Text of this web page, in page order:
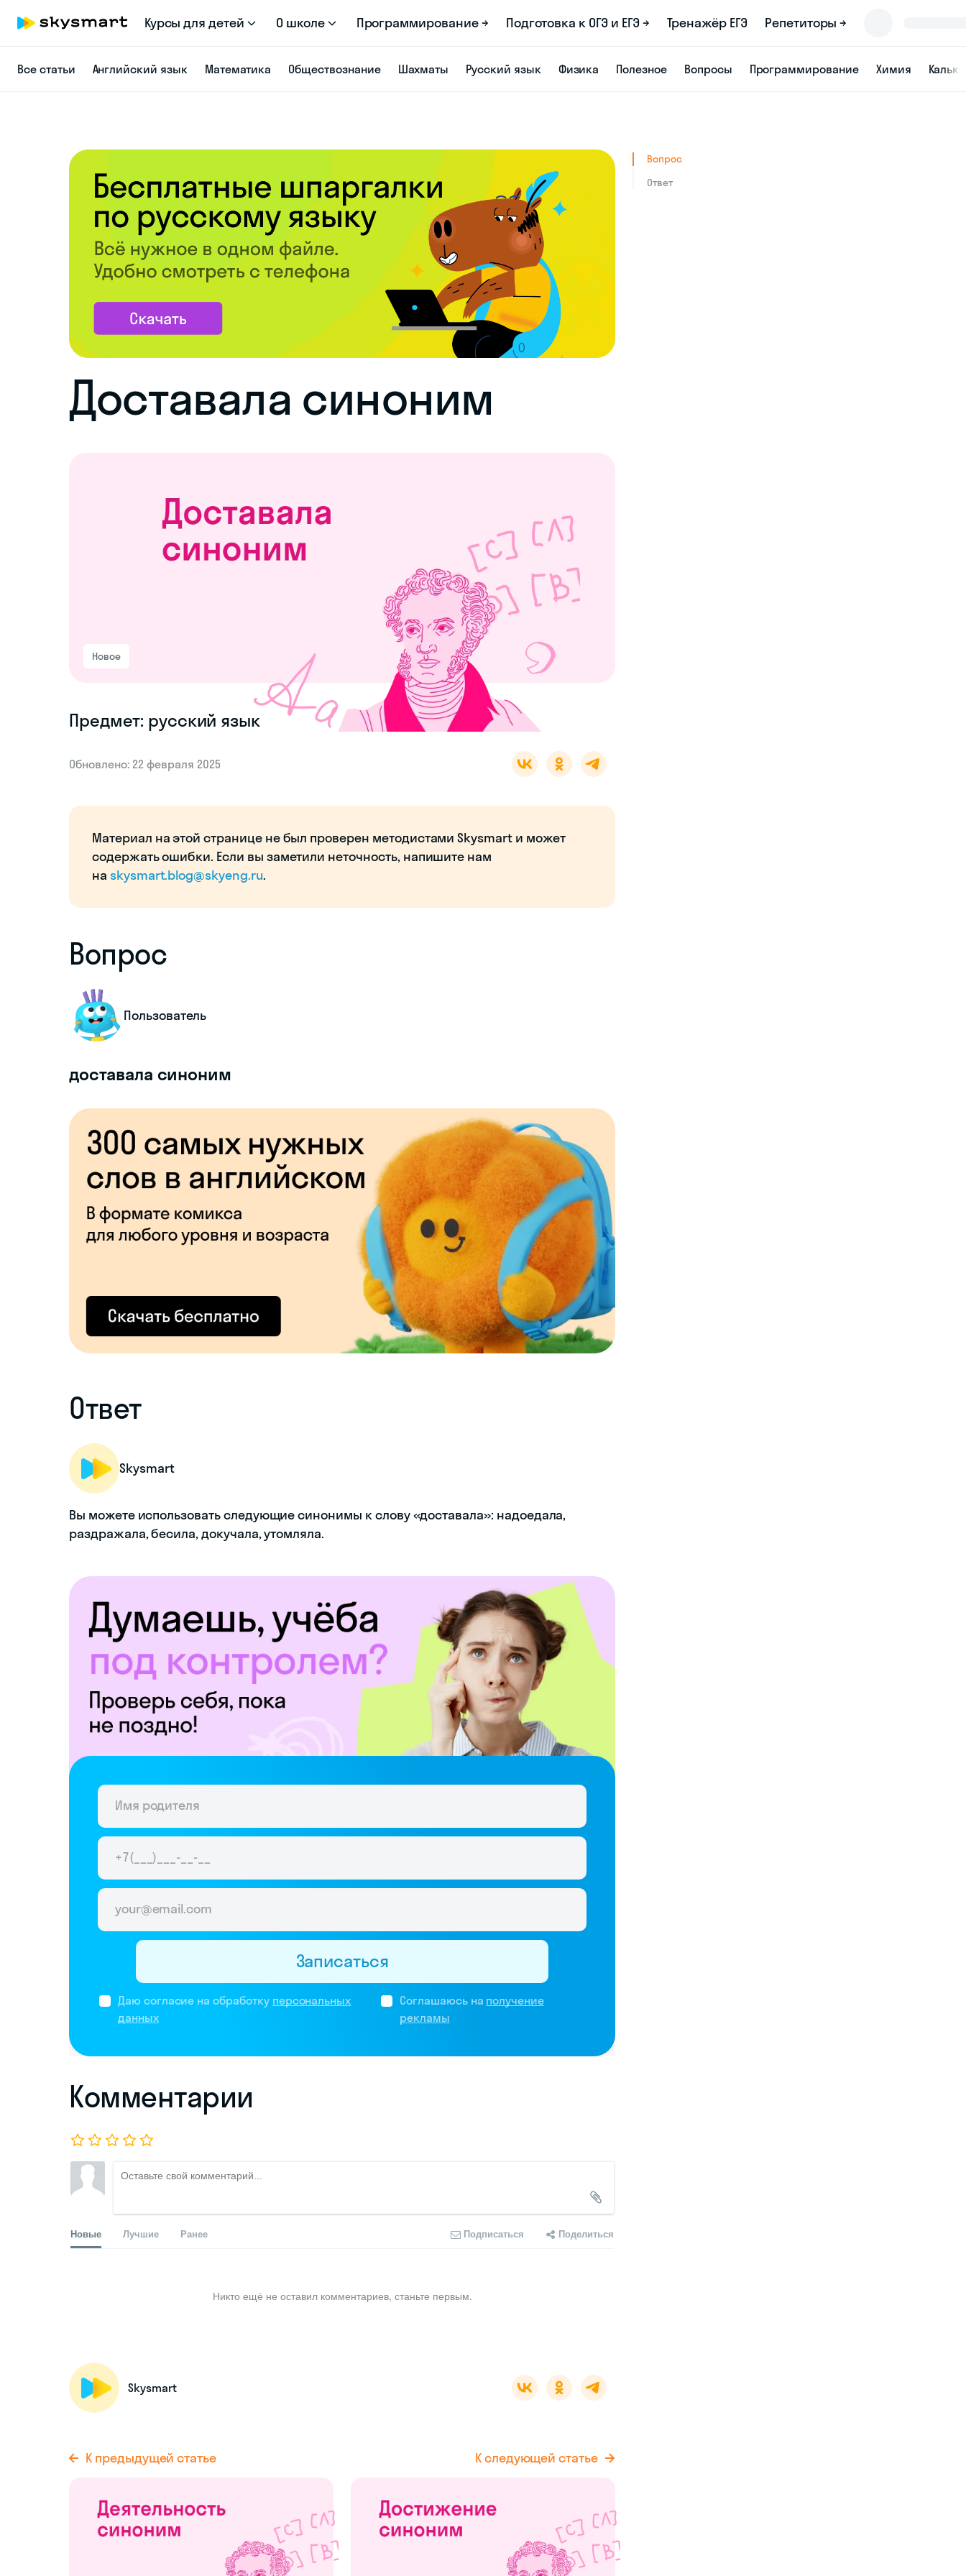
Курсы для детей О школе Программирование → Подготовка к ОГЭ и ЕГЭ → Тренажёр ЕГЭ Репетиторы →
Все статьи Английский язык Математика Обществознание Шахматы Русский язык Физика Полезное Вопросы Программирование Химия
Доставала синоним
Новое
Предмет: русский язык
Обновлено: 22 февраля 2025
Материал на этой странице не был проверен методистами Skysmart и может
содержать ошибки. Если вы заметили неточность, напишите нам
на skysmart.blog@skyeng.ru.
Вопрос
Пользователь
доставала синоним
Ответ
Skysmart
Вы можете использовать следующие синонимы к слову «доставала»: надоедала,
раздражала, бесила, докучала, утомляла.
Даю согласие на обработку персональных
данных
Соглашаюсь на получение
рекламы
Записаться
Комментарии
Новые Лучшие Ранее Подписаться Поделиться
Никто ещё не оставил комментариев, станьте первым.
Skysmart
К предыдущей статье К следующей статье
Вопрос
Ответ